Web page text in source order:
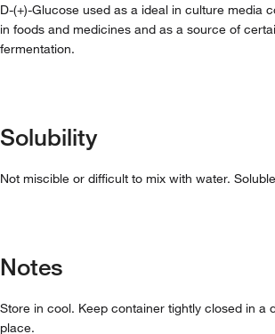
D-(+)-Glucose used as a ideal in culture media
in foods and medicines and as a source of
fermentation.
Solubility
Not miscible or difficult to mix with water.
Notes
Store in cool. Keep container tightly closed in a
place.